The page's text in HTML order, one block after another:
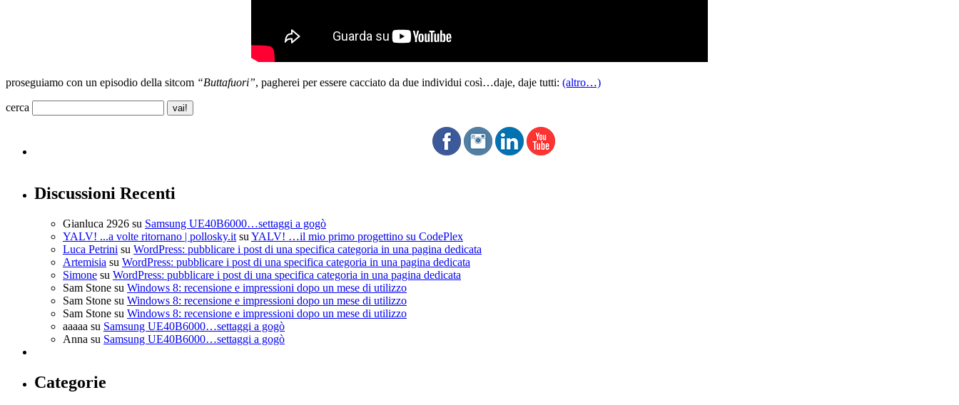
proseguiamo con un episodio della sitcom “Buttafuori”, pagherei per essere cacciato da due individui così…daje, daje tutti: (altro…)
cerca
Discussioni Recenti
Gianluca 2926 su Samsung UE40B6000…settaggi a gogò
YALV! ...a volte ritornano | pollosky.it su YALV! …il mio primo progettino su CodePlex
Luca Petrini su WordPress: pubblicare i post di una specifica categoria in una pagina dedicata
Artemisia su WordPress: pubblicare i post di una specifica categoria in una pagina dedicata
Simone su WordPress: pubblicare i post di una specifica categoria in una pagina dedicata
Sam Stone su Windows 8: recensione e impressioni dopo un mese di utilizzo
Sam Stone su Windows 8: recensione e impressioni dopo un mese di utilizzo
Sam Stone su Windows 8: recensione e impressioni dopo un mese di utilizzo
aaaaa su Samsung UE40B6000…settaggi a gogò
Anna su Samsung UE40B6000…settaggi a gogò
Categorie